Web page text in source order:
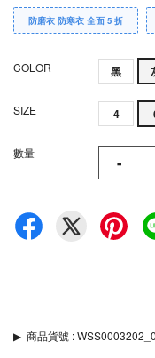
防磨衣 防寒衣 全面 5 折
COLOR 黑
SIZE 4
數量 -
▶︎ 商品貨號 :